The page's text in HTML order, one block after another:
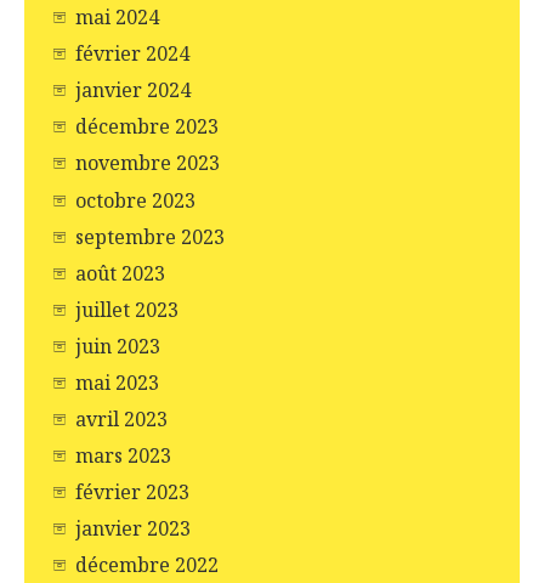
mai 2024
février 2024
janvier 2024
décembre 2023
novembre 2023
octobre 2023
septembre 2023
août 2023
juillet 2023
juin 2023
mai 2023
avril 2023
mars 2023
février 2023
janvier 2023
décembre 2022